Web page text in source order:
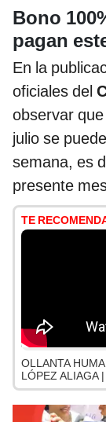
Bono
pagan
En la
oficiales del
observar
julio se
semana, es
presente
TE
OLLANTA
LÓPEZ ALIAGA